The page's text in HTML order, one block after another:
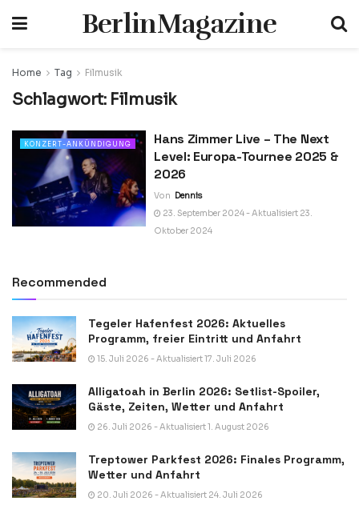
BerlinMagazine
Home Tag Filmusik
Schlagwort: Filmusik
KONZERT-ANKÜNDIGUNG
Hans Zimmer Live – The Next
Level: Europa-Tournee 2025 &
2026
Von Dennis
23. September 2024 - Aktualisiert 23.
Oktober 2024
Recommended
Tegeler Hafenfest 2026: Aktuelles
Programm, freier Eintritt und Anfahrt
15. Juli 2026 - Aktualisiert 17. Juli 2026
Alligatoah in Berlin 2026: Setlist-Spoiler,
Gäste, Zeiten, Wetter und Anfahrt
26. Juli 2026 - Aktualisiert 1. August 2026
Treptower Parkfest 2026: Finales Programm,
Wetter und Anfahrt
20. Juli 2026 - Aktualisiert 24. Juli 2026